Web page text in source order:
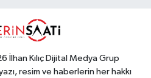
Kılıç Dijital Medya Grup
resim ve haberlerin her hakkı